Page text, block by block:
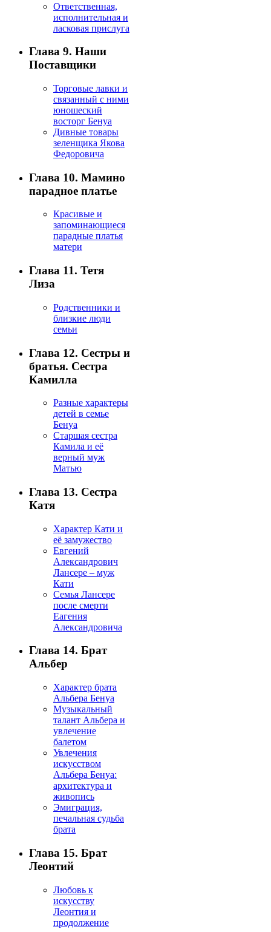
Ответственная,
исполнительная и
ласковая прислуга
Глава 9. Наши
Поставщики
Торговые лавки и
связанный с ними
юношеский
восторг Бенуа
Дивные товары
зеленщика Якова
Федоровича
Глава 10. Мамино
парадное платье
Красивые и
запоминающиеся
парадные платья
матери
Глава 11. Тетя
Лиза
Родственники и
близкие люди
семьи
Глава 12. Сестры и
братья. Сестра
Камилла
Разные характеры
детей в семье
Бенуа
Старшая сестра
Камила и её
верный муж
Матью
Глава 13. Сестра
Катя
Характер Кати и
её замужество
Евгений
Александрович
Лансере – муж
Кати
Семья Лансере
после смерти
Еагения
Александровича
Глава 14. Брат
Альбер
Характер брата
Альбера Бенуа
Музыкальный
талант Альбера и
увлечение
балетом
Увлечения
искусством
Альбера Бенуа:
архитектура и
живопись
Эмиграция,
печальная судьба
брата
Глава 15. Брат
Леонтий
Любовь к
искусству
Леонтия и
продолжение